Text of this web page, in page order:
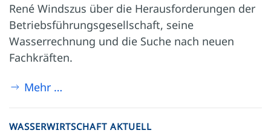
René Windszus über die Herausforderungen der
Betriebsführungs­gesellschaft, seine
Wasserrechnung und die Suche nach neuen
Fachkräften.
Mehr …
WASSERWIRTSCHAFT AKTUELL